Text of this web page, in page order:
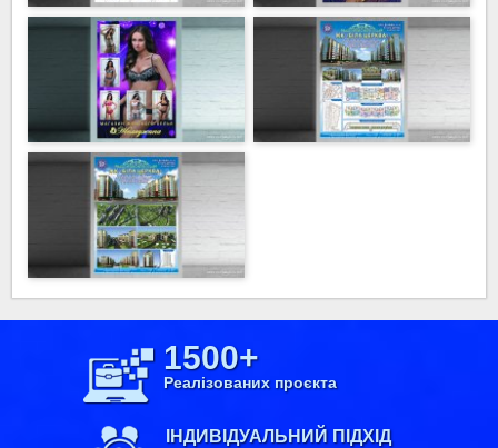
1500+
Реалізованих проєкта
ІНДИВІДУАЛЬНИЙ ПІДХІД